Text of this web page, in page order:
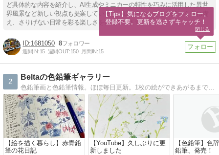
ど具体的な内容を紹介し、AI生成やミニカーの特性を巧みに活用した異世
界風景など新しい視点も提案しています。親しみやすさと創造性を兼ね備
え、さりげない日常を彩る楽しさを伝えています。
1681050 8
週間IN:15 週間OUT:150 月間IN:15
2
Beltaの色鉛筆ギャラリー
色鉛筆画と色鉛筆情報。ほぼ毎日更新。1枚の絵ができあがるまでのメイキングもあります。
【絵を描く暮らし】赤青鉛
筆の花日記
【YouTube】久しぶりに更
新しました
【色鉛筆】色
鉛筆、発売！
【Tips】気になるブログをフォロー。
登録不要。更新を逃さずキャッチ！
閉じる